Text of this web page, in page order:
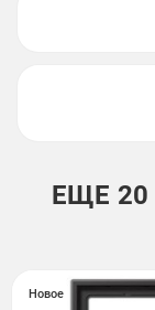
ЕЩЕ 20
Новое